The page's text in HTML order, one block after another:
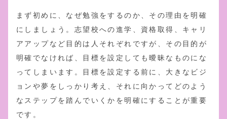
まず初めに、なぜ勉強をするのか、その理由を明確
にしましょう。志望校への進学、資格取得、キャリ
アアップなど目的は人それぞれですが、その目的が
明確でなければ、目標を設定しても曖昧なものにな
ってしまいます。目標を設定する前に、大きなビジ
ョンや夢をしっかり考え、それに向かってどのよう
なステップを踏んでいくかを明確にすることが重要
です。